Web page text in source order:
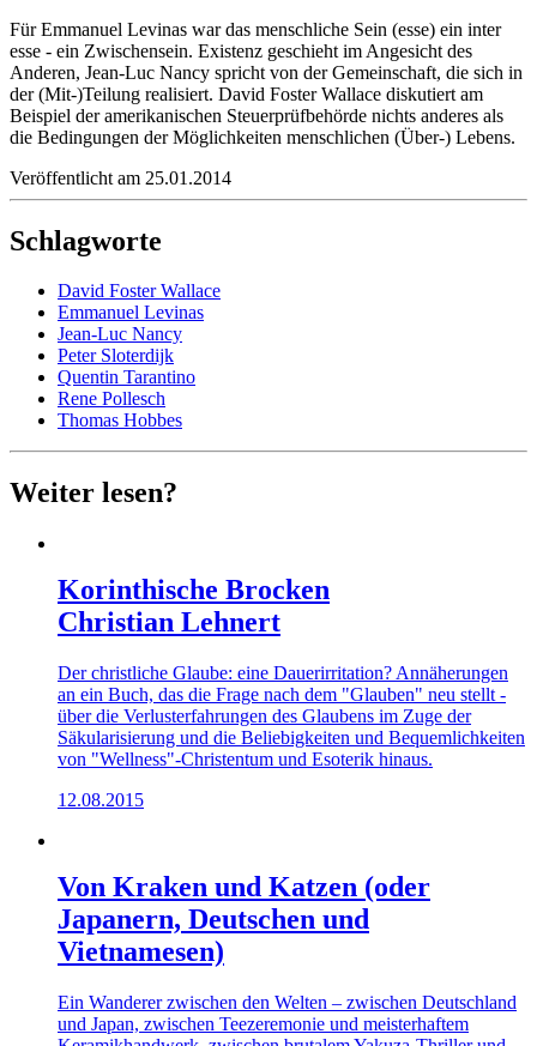
Für Emmanuel Levinas war das menschliche Sein (esse) ein inter
esse - ein Zwischensein. Existenz geschieht im Angesicht des
Anderen, Jean-Luc Nancy spricht von der Gemeinschaft, die sich in
der (Mit-)Teilung realisiert. David Foster Wallace diskutiert am
Beispiel der amerikanischen Steuerprüfbehörde nichts anderes als
die Bedingungen der Möglichkeiten menschlichen (Über-) Lebens.
Veröffentlicht am 25.01.2014
Schlagworte
David Foster Wallace
Emmanuel Levinas
Jean-Luc Nancy
Peter Sloterdijk
Quentin Tarantino
Rene Pollesch
Thomas Hobbes
Weiter lesen?
Korinthische Brocken
Christian Lehnert
Der christliche Glaube: eine Dauerirritation? Annäherungen
an ein Buch, das die Frage nach dem "Glauben" neu stellt -
über die Verlusterfahrungen des Glaubens im Zuge der
Säkularisierung und die Beliebigkeiten und Bequemlichkeiten
von "Wellness"-Christentum und Esoterik hinaus.
12.08.2015
Von Kraken und Katzen (oder
Japanern, Deutschen und
Vietnamesen)
Ein Wanderer zwischen den Welten – zwischen Deutschland
und Japan, zwischen Teezeremonie und meisterhaftem